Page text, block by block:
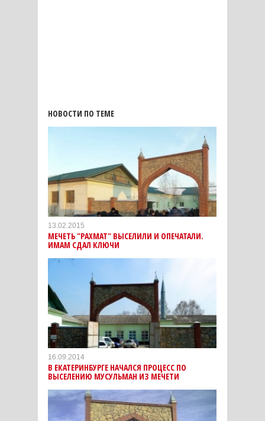
НОВОСТИ ПО ТЕМЕ
13.02.2015
МЕЧЕТЬ "РАХМАТ" ВЫСЕЛИЛИ И ОПЕЧАТАЛИ.
ИМАМ СДАЛ КЛЮЧИ
16.09.2014
В ЕКАТЕРИНБУРГЕ НАЧАЛСЯ ПРОЦЕСС ПО
ВЫСЕЛЕНИЮ МУСУЛЬМАН ИЗ МЕЧЕТИ